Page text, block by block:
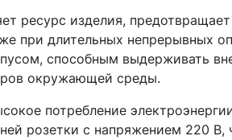
ресурс изделия,
при длительных непрерывных
способным выдерживать
окружающей среды.
потребление
розетки с напряжением 220 В,